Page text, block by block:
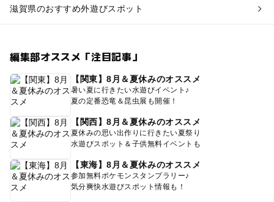
滋賀県のおすすめ外遊びスポット
編集部オススメ「注目記事」
【関東】8月＆夏休みのオススメ
暑い夏に行きたい水遊びイベント♪
夏の定番恐竜＆昆虫展も開催！
【関西】8月＆夏休みのオススメ
夏休みの思い出作りに行きたい夏祭り
水遊びスポット＆子供無料イベントも
【東海】8月＆夏休みのオススメ
参加無料ポケモンスタンプラリー♪
気分爽快水遊びスポット情報も！